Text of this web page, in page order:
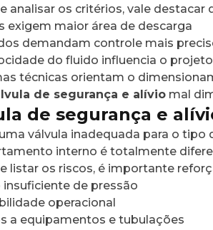
analisar os critérios, vale
exigem maior área de descarga
demandam controle mais
do fluido influencia o projeto
técnicas orientam o
de segurança e alívio mal
de segurança e
válvula inadequada para o
interno é totalmente
listar os riscos, é importante
insuficiente de pressão
operacional
a equipamentos e tubulações